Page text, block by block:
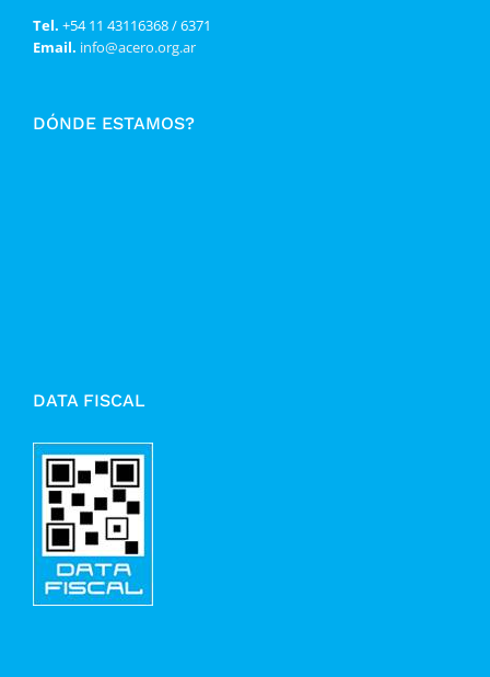
Tel. +54 11 43116368 / 6371
Email. info@acero.org.ar
DÓNDE ESTAMOS?
DATA FISCAL